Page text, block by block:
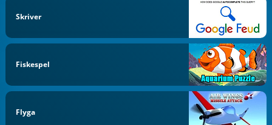
Skriver
Fiskespel
Flyga